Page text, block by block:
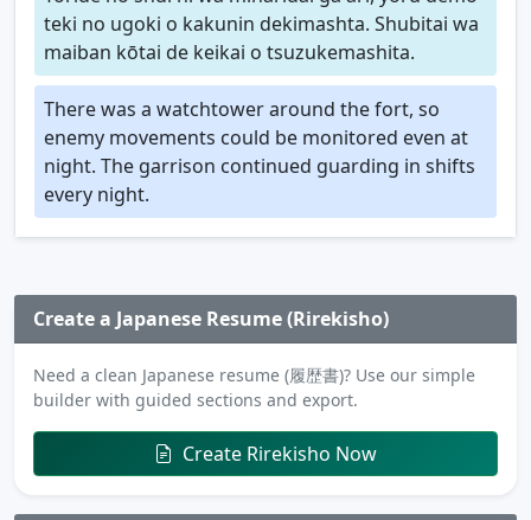
teki no ugoki o kakunin dekimashta. Shubitai wa
maiban kōtai de keikai o tsuzukemashita.
There was a watchtower around the fort, so
enemy movements could be monitored even at
night. The garrison continued guarding in shifts
every night.
Create a Japanese Resume (Rirekisho)
Need a clean Japanese resume (履歴書)? Use our simple
builder with guided sections and export.
Create Rirekisho Now